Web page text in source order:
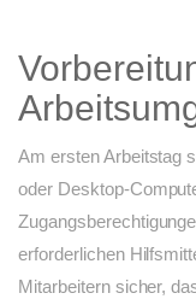
Am ersten Arbeitstag
oder Desktop-
erforderlichen
Mitarbeitern sicher,